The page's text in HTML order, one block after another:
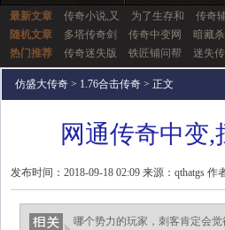
最新文章 传奇小说,又 为了生存和 传奇
随机文章
多塔传奇剑 传奇中变网 暗藏
热门推荐
传奇迷失版 铁匠铺问帮 迷失
仿盛大传奇 > 1.76合击传奇 > 正文
网通传奇中变
发布时间：2018-09-18 02:09 来源：qthatgs 作
哪个势力的玩家，刺客肯定会